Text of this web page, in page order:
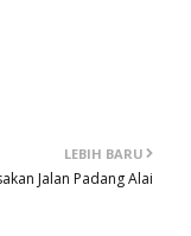
LEBIH BARU
Jalan Padang Alai